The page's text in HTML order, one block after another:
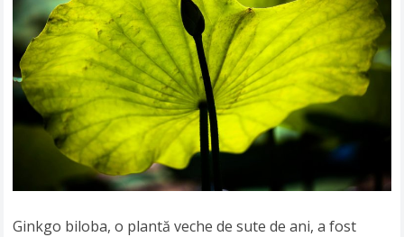
Ginkgo biloba, o plantă veche de sute de ani, a fost